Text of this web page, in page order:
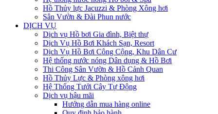
Hồ Thủy lực Jacuzzi & Phòng Xông hơi
Sân Vườn & Đài Phun nước
DỊCH VỤ
Dịch vụ Hồ bơi Gia đình, Biệt thự
Dịch Vụ Hồ Bơi Khách Sạn, Resort
Dịch Vụ Hồ Bơi Công Cộng, Khu Dân Cư
Hệ thống nước nóng Dân dụng & Hồ Bơi
Thi Công Sân Vườn & Hồ Cảnh Quan
Hồ Thủy Lực & Phòng xông hơi
Hệ Thống Tưới Cây Tự Động
Dịch vụ hậu mãi
Hướng dẫn mua hàng online